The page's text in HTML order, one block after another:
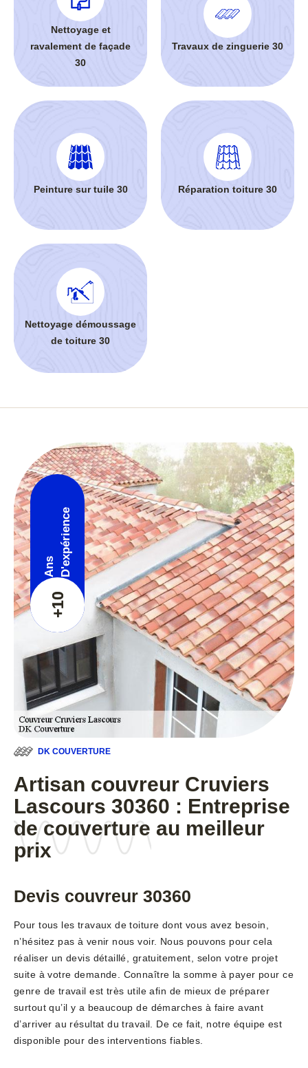
Nettoyage et
ravalement de façade
30
Travaux de zinguerie 30
Peinture sur tuile 30 Réparation toiture 30
Nettoyage démoussage
de toiture 30
+10
Ans D'expérience
DK COUVERTURE
Artisan couvreur Cruviers
Lascours 30360 : Entreprise
de couverture au meilleur
prix
Devis couvreur 30360
Pour tous les travaux de toiture dont vous avez besoin,
n’hésitez pas à venir nous voir. Nous pouvons pour cela
réaliser un devis détaillé, gratuitement, selon votre projet
suite à votre demande. Connaître la somme à payer pour ce
genre de travail est très utile afin de mieux de préparer
surtout qu’il y a beaucoup de démarches à faire avant
d’arriver au résultat du travail. De ce fait, notre équipe est
disponible pour des interventions fiables.